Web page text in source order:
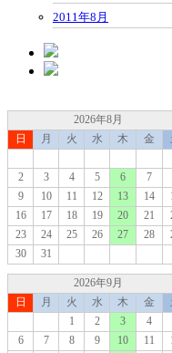
2011年8月